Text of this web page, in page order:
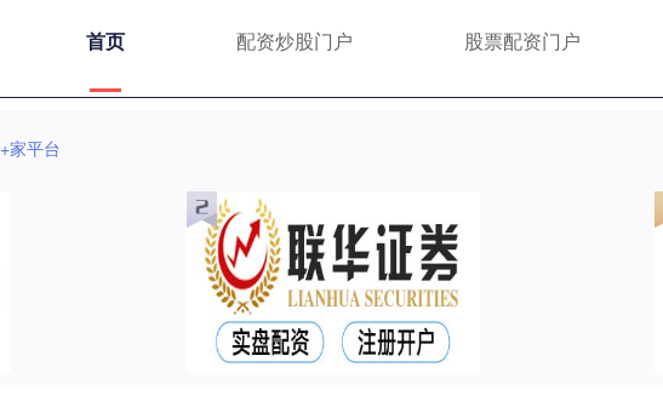
首页 配资炒股门户 股票配资门户
+家平台